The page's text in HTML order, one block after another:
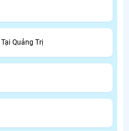
Quảng Trị